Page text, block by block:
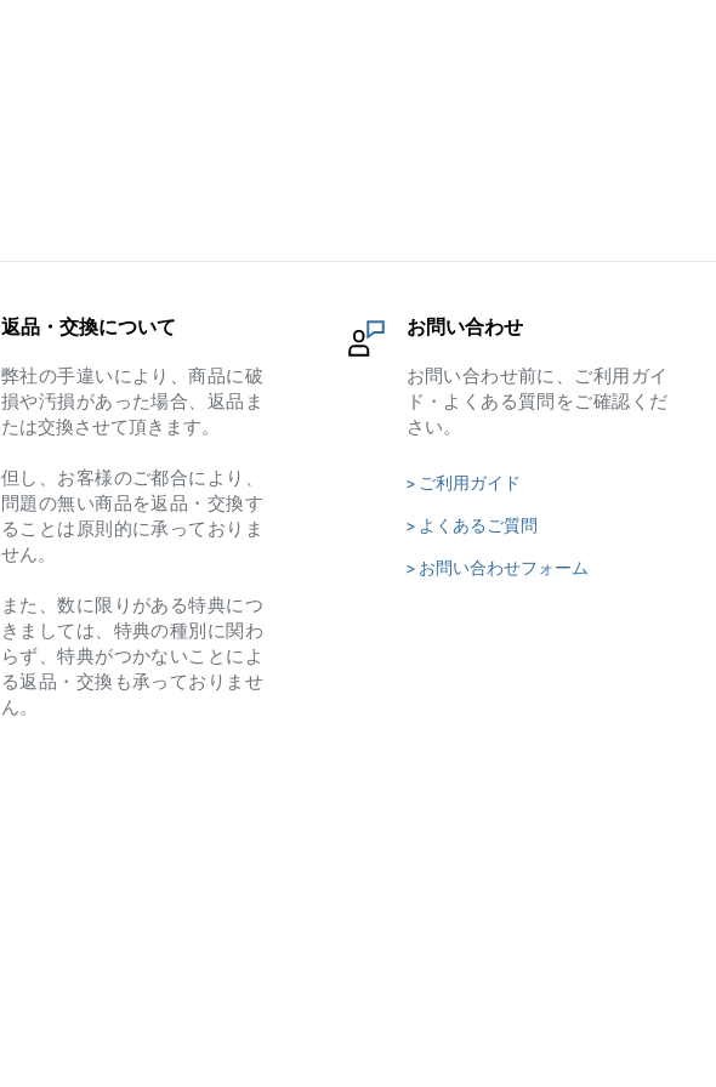
返品・交換について
弊社の手違いにより、商品に破
損や汚損があった場合、返品ま
たは交換させて頂きます。
但し、お客様のご都合により、
問題の無い商品を返品・交換す
ることは原則的に承っておりま
せん。
また、数に限りがある特典につ
きましては、特典の種別に関わ
らず、特典がつかないことによ
る返品・交換も承っておりませ
ん。
お問い合わせ
お問い合わせ前に、ご利用ガイ
ド・よくある質問をご確認くだ
さい。
> ご利用ガイド
> よくあるご質問
> お問い合わせフォーム